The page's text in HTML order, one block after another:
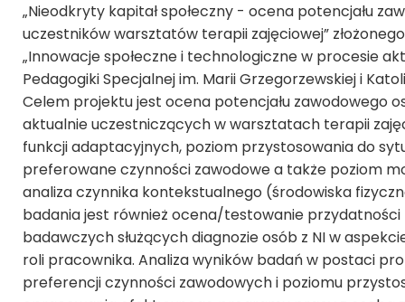
„Nieodkryty kapitał społeczny - ocena potencjału
uczestników warsztatów terapii zajęciowej”
„Innowacje społeczne i technologiczne w procesie
Pedagogiki Specjalnej im. Marii Grzegorzewskiej i
Celem projektu jest ocena potencjału zawodowego
aktualnie uczestniczących w warsztatach terapii
funkcji adaptacyjnych, poziom przystosowania do
preferowane czynności zawodowe a także poziom
analiza czynnika kontekstualnego (środowiska
badania jest również ocena/testowanie
badawczych służących diagnozie osób z NI w
roli pracownika. Analiza wyników badań w postaci
preferencji czynności zawodowych i poziomu